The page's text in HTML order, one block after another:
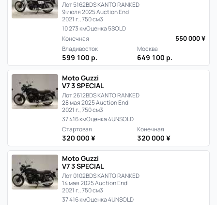
Лот 5162BDS KANTO RANKED
9 июля 2025 Auction End
2021 г., 750 см3
10 273 кмОценка 5SOLD
Конечная
550 000 ¥
Владивосток
599 100 р.
Москва
649 100 р.
Moto Guzzi
V7 3 SPECIAL
Лот 2612BDS KANTO RANKED
28 мая 2025 Auction End
2021 г., 750 см3
37 416 кмОценка 4UNSOLD
Стартовая
320 000 ¥
Конечная
320 000 ¥
Moto Guzzi
V7 3 SPECIAL
Лот 0102BDS KANTO RANKED
14 мая 2025 Auction End
2021 г., 750 см3
37 416 кмОценка 4UNSOLD